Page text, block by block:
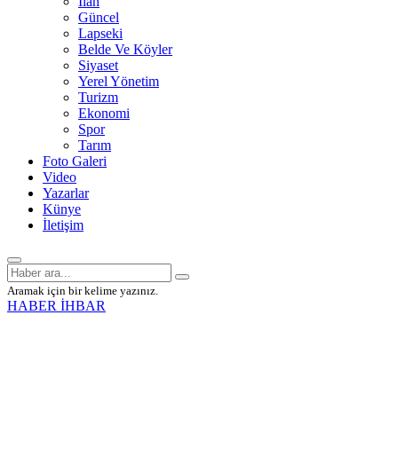
Güncel
Lapseki
Belde Ve Köyler
Siyaset
Yerel Yönetim
Turizm
Ekonomi
Spor
Tarım
Foto Galeri
Video
Yazarlar
Künye
İletişim
Aramak için bir kelime yazınız.
HABER İHBAR